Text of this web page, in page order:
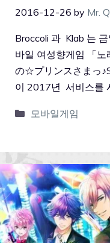
2016-12-26 by Mr.
Broccoli 과 Klab 는
바일 여성향게임 「
の☆プリンスさまっ
이 2017년 서비스를
모바일게임